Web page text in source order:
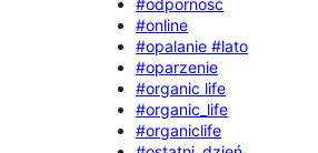
#online
#opalanie #lato
#oparzenie
#organic life
#organic_life
#organiclife